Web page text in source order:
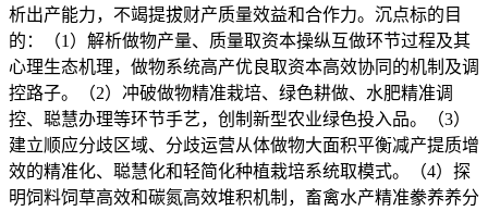
析出产能力，不竭提拔财产质量效益和合作力。沉点标的目
的：（1）解析做物产量、质量取资本操纵互做环节过程及其
心理生态机理，做物系统高产优良取资本高效协同的机制及调
控路子。（2）冲破做物精准栽培、绿色耕做、水肥精准调
控、聪慧办理等环节手艺，创制新型农业绿色投入品。（3）
建立顺应分歧区域、分歧运营从体做物大面积平衡减产提质增
效的精准化、聪慧化和轻简化种植栽培系统取模式。（4）探
明饲料饲草高效和碳氮高效堆积机制，畜禽水产精准豢养养分